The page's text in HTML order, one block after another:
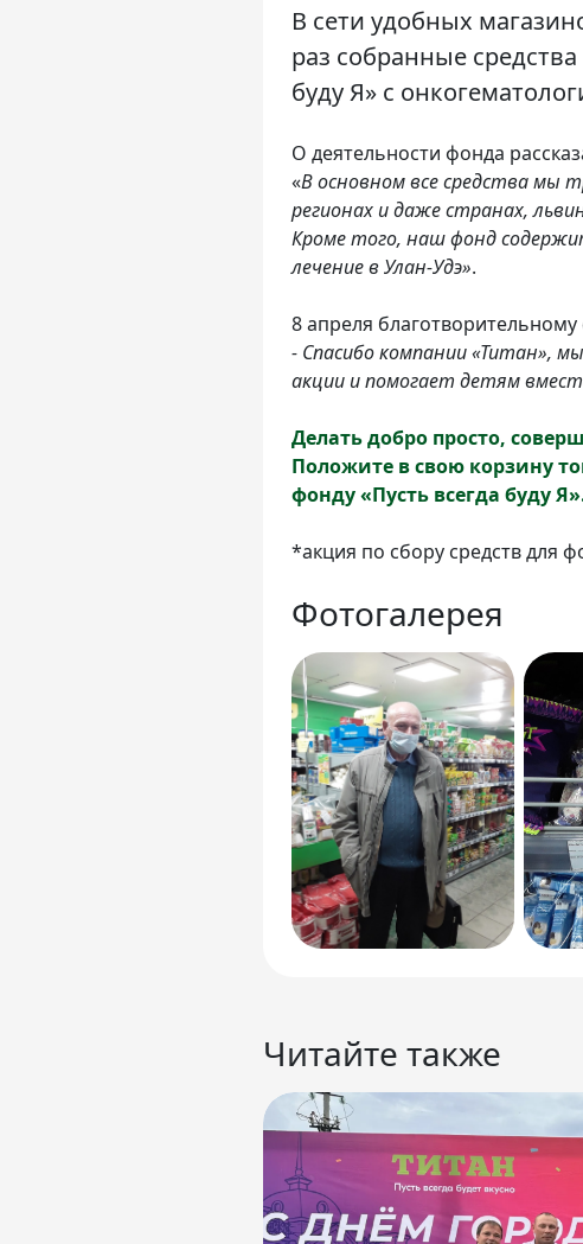
В сети удобных
раз собранные
буду Я» с
О деятельности фонда
«В основном все средства мы
регионах и даже странах,
Кроме того, наш фонд
лечение в Улан-Удэ».
8 апреля
- Спасибо компании «Титан»,
акции и помогает детям
Делать добро просто,
Положите в свою корзину
фонду «Пусть всегда буду
*акция по сбору средств для
Фотогалерея
Читайте также